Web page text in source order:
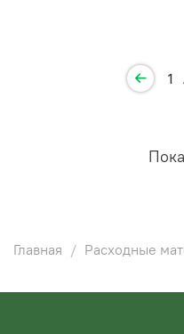
1
Главная Расходные